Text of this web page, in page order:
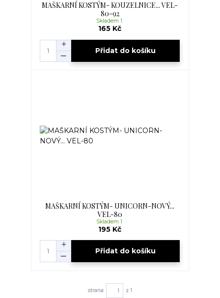
MAŠKARNÍ KOSTÝM- KOUZELNICE... VEL-
80-92
165 Kč
Skladem 1
Přidat do košíku
MAŠKARNÍ KOSTÝM- UNICORN-NOVÝ...
VEL-80
195 Kč
Skladem 1
Přidat do košíku
strana z 1